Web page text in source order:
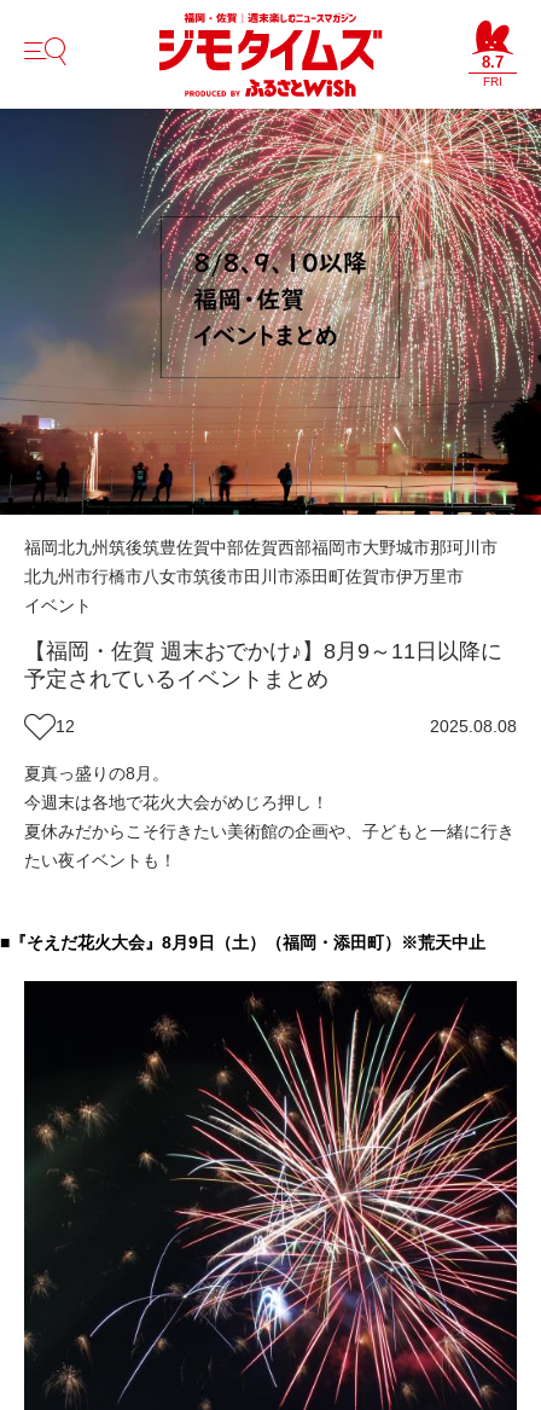
8.7
FRI
福岡北九州筑後筑豊佐賀中部佐賀西部福岡市大野城市那珂川市
北九州市行橋市八女市筑後市田川市添田町佐賀市伊万里市
イベント
【福岡・佐賀 週末おでかけ♪】8月9～11日以降に
予定されているイベントまとめ
12 2025.08.08
夏真っ盛りの8月。
今週末は各地で花火大会がめじろ押し！
夏休みだからこそ行きたい美術館の企画や、子どもと一緒に行き
たい夜イベントも！
■『そえだ花火大会』8月9日（土）（福岡・添田町）※荒天中止